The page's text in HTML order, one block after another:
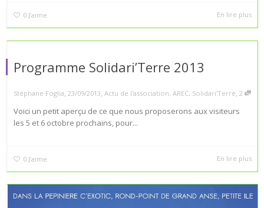
0 J’aime En lire plus
Programme Solidari’Terre 2013
Stéphane Foglia, 23/09/2013, Actu de l'association, AREC, Solidari'Terre, 2
Voici un petit aperçu de ce que nous proposerons aux visiteurs
les 5 et 6 octobre prochains, pour...
0 J’aime En lire plus